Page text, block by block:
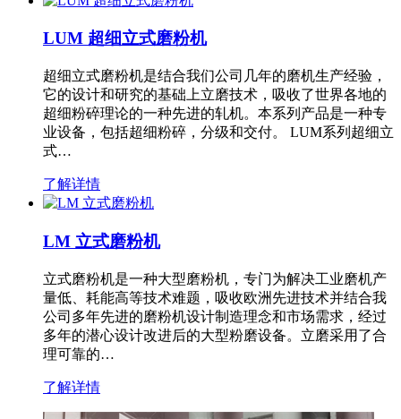
LUM 超细立式磨粉机
超细立式磨粉机是结合我们公司几年的磨机生产经验，
它的设计和研究的基础上立磨技术，吸收了世界各地的
超细粉碎理论的一种先进的轧机。本系列产品是一种专
业设备，包括超细粉碎，分级和交付。 LUM系列超细立
式…
了解详情
LM 立式磨粉机
立式磨粉机是一种大型磨粉机，专门为解决工业磨机产
量低、耗能高等技术难题，吸收欧洲先进技术并结合我
公司多年先进的磨粉机设计制造理念和市场需求，经过
多年的潜心设计改进后的大型粉磨设备。立磨采用了合
理可靠的…
了解详情